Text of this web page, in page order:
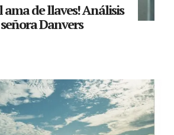
ama de llaves! Análisis
Danvers